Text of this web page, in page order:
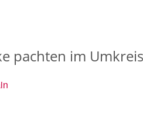
pachten im